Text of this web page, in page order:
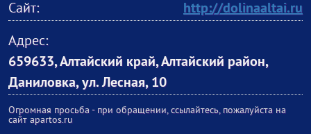
Сайт:
http://dolinaaltai.ru
Адрес:
659633, Алтайский край, Алтайский район,
Даниловка, ул. Лесная, 10
Огромная просьба - при обращении, ссылайтесь, пожалуйста на
сайт apartos.ru